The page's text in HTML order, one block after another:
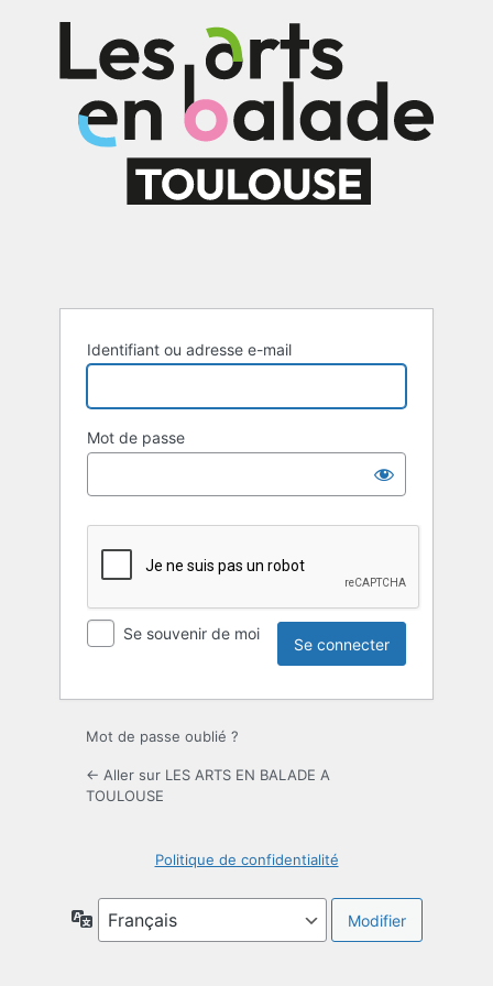
connecter
Identifiant ou adresse e-mail
Mot de passe
Se souvenir de moi
Mot de passe oublié ?
← Aller sur LES ARTS EN BALADE A
TOULOUSE
Politique de confidentialité
Langue